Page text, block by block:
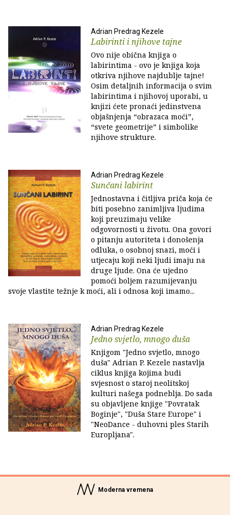
Adrian Predrag Kezele
Labirinti i njihove tajne
Ovo nije obična knjiga o
labirintima - ovo je knjiga koja
otkriva njihove najdublje tajne!
Osim detaljnih informacija o svim
labirintima i njihovoj uporabi, u
knjizi ćete pronaći jedinstvena
objašnjenja “obrazaca moći”,
“svete geometrije” i simbolike
njihove strukture.
Adrian Predrag Kezele
Sunčani labirint
Jednostavna i čitljiva priča koja će
biti posebno zanimljiva ljudima
koji preuzimaju velike
odgovornosti u životu. Ona govori
o pitanju autoriteta i donošenja
odluka, o osobnoj snazi, moći i
utjecaju koji neki ljudi imaju na
druge ljude. Ona će ujedno
pomoći boljem razumijevanju
svoje vlastite težnje k moći, ali i odnosa koji imamo...
Adrian Predrag Kezele
Jedno svjetlo, mnogo duša
Knjigom "Jedno svjetlo, mnogo
duša" Adrian P. Kezele nastavlja
ciklus knjiga kojima budi
svjesnost o staroj neolitskoj
kulturi našega podneblja. Do sada
su objavljene knjige "Povratak
Boginje", "Duša Stare Europe" i
"NeoDance - duhovni ples Starih
Europljana".
Moderna vremena